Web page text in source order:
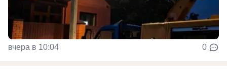
вчера в 10:04 0